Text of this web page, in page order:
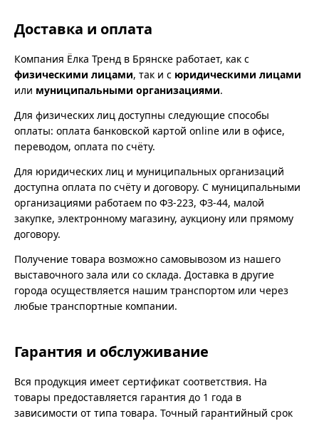
Доставка и оплата
Компания Ёлка Тренд в Брянске работает, как с
физическими лицами, так и с юридическими лицами
или муниципальными организациями.
Для физических лиц доступны следующие способы
оплаты: оплата банковской картой online или в офисе,
переводом, оплата по счёту.
Для юридических лиц и муниципальных организаций
доступна оплата по счёту и договору. С муниципальными
организациями работаем по ФЗ-223, ФЗ-44, малой
закупке, электронному магазину, аукциону или прямому
договору.
Получение товара возможно самовывозом из нашего
выставочного зала или со склада. Доставка в другие
города осуществляется нашим транспортом или через
любые транспортные компании.
Гарантия и обслуживание
Вся продукция имеет сертификат соответствия. На
товары предоставляется гарантия до 1 года в
зависимости от типа товара. Точный гарантийный срок